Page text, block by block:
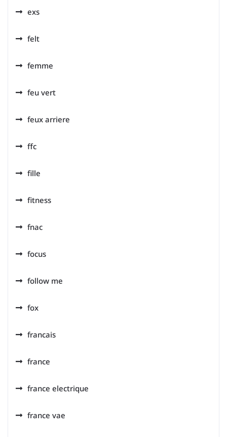
exs
felt
femme
feu vert
feux arriere
ffc
fille
fitness
fnac
focus
follow me
fox
francais
france
france electrique
france vae